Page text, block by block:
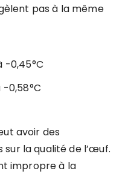
pas à la même
-0,45°C
-0,58°C
avoir des
la qualité de l’œuf.
impropre à la